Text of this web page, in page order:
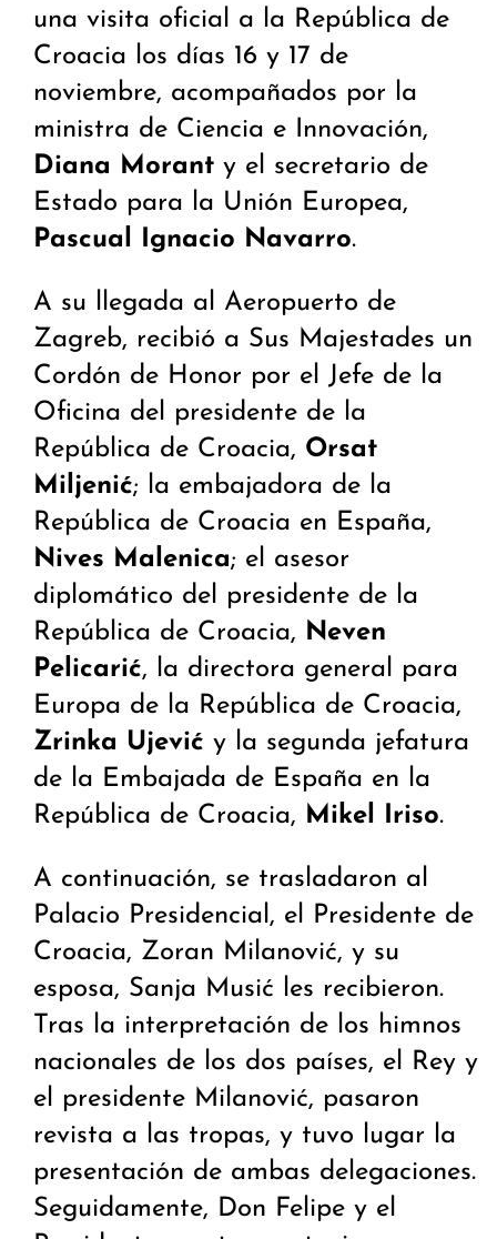
una visita oficial a la República de
Croacia los días 16 y 17 de
noviembre, acompañados por la
ministra de Ciencia e Innovación,
Diana Morant y el secretario de
Estado para la Unión Europea,
Pascual Ignacio Navarro.
A su llegada al Aeropuerto de
Zagreb, recibió a Sus Majestades un
Cordón de Honor por el Jefe de la
Oficina del presidente de la
República de Croacia, Orsat
Miljenić; la embajadora de la
República de Croacia en España,
Nives Malenica; el asesor
diplomático del presidente de la
República de Croacia, Neven
Pelicarić, la directora general para
Europa de la República de Croacia,
Zrinka Ujević y la segunda jefatura
de la Embajada de España en la
República de Croacia, Mikel Iriso.
A continuación, se trasladaron al
Palacio Presidencial, el Presidente de
Croacia, Zoran Milanović, y su
esposa, Sanja Musić les recibieron.
Tras la interpretación de los himnos
nacionales de los dos países, el Rey y
el presidente Milanović, pasaron
revista a las tropas, y tuvo lugar la
presentación de ambas delegaciones.
Seguidamente, Don Felipe y el